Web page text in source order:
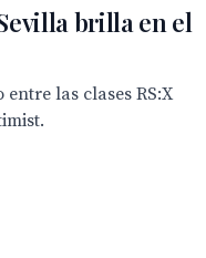
brilla en el
las clases RS:X